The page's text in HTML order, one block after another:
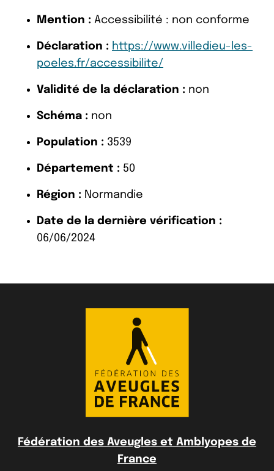
Mention : Accessibilité : non conforme
Déclaration : https://www.villedieu-les-
poeles.fr/accessibilite/
Validité de la déclaration : non
Schéma : non
Population : 3539
Département : 50
Région : Normandie
Date de la dernière vérification :
06/06/2024
Fédération des Aveugles et Amblyopes de
France